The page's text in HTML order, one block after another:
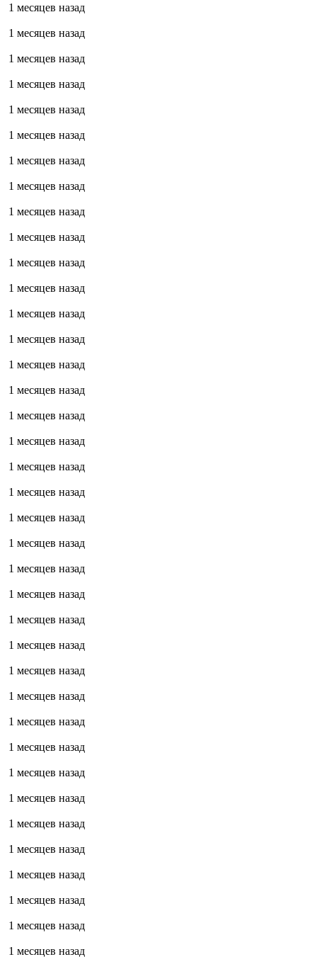
1 месяцев назад
1 месяцев назад
1 месяцев назад
1 месяцев назад
1 месяцев назад
1 месяцев назад
1 месяцев назад
1 месяцев назад
1 месяцев назад
1 месяцев назад
1 месяцев назад
1 месяцев назад
1 месяцев назад
1 месяцев назад
1 месяцев назад
1 месяцев назад
1 месяцев назад
1 месяцев назад
1 месяцев назад
1 месяцев назад
1 месяцев назад
1 месяцев назад
1 месяцев назад
1 месяцев назад
1 месяцев назад
1 месяцев назад
1 месяцев назад
1 месяцев назад
1 месяцев назад
1 месяцев назад
1 месяцев назад
1 месяцев назад
1 месяцев назад
1 месяцев назад
1 месяцев назад
1 месяцев назад
1 месяцев назад
1 месяцев назад